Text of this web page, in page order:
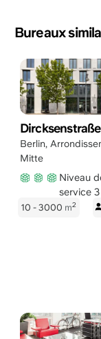
Bureaux
Berlin,
Mitte
Niveau
service 3
10 - 3000 m2